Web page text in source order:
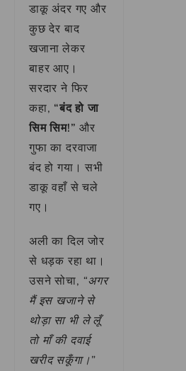
डाकू अंदर गए और
कुछ देर बाद
खजाना लेकर
बाहर आए।
सरदार ने फिर
कहा, “बंद हो जा
सिम सिम!” और
गुफा का दरवाजा
बंद हो गया। सभी
डाकू वहाँ से चले
गए।
अली का दिल जोर
से धड़क रहा था।
उसने सोचा, “अगर
मैं इस खजाने से
थोड़ा सा भी ले लूँ
तो माँ की दवाई
खरीद सकूँगा।”